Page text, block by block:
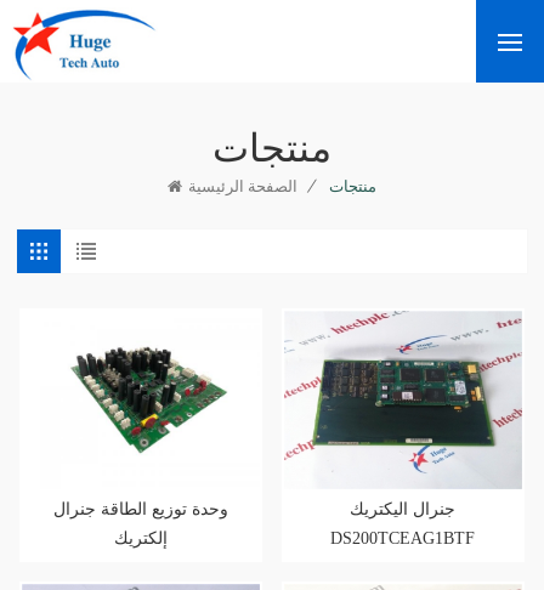
منتجات
الصفحة الرئيسية / منتجات
وحدة توزيع الطاقة جنرال
إلكتريك
جنرال اليكتريك
DS200TCEAG1BTF